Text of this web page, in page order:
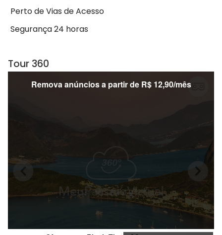
Perto de Vias de Acesso
Segurança 24 horas
Tour 360